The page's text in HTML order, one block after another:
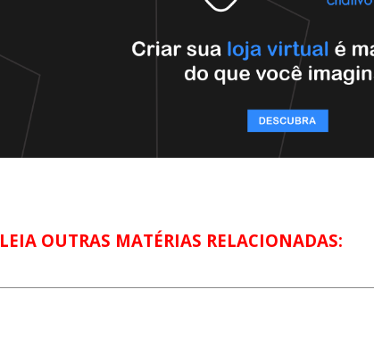
LEIA OUTRAS MATÉRIAS RELACIONADAS: